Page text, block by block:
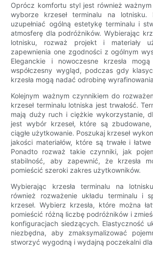
Oprócz komfortu styl jest również
wyborze krzeseł terminalu na lotnisku.
uzupełniać ogólną estetykę terminalu i
atmosferę dla podróżników. Wybierając
lotnisku, rozważ projekt i materiały
zapewnienia one zgodności z ogólnym
Eleganckie i nowoczesne krzesła
współczesny wygląd, podczas gdy
krzesła mogą nadać odrobinę
Kolejnym ważnym czynnikiem do
krzeseł terminalu lotniska jest trwałość.
mają duży ruch i ciężkie wykorzystanie,
jest wybór krzeseł, które są
ciągłe użytkowanie. Poszukaj krzeseł
jakości materiałów, które są trwałe i
Ponadto rozważ takie czynniki, jak
stabilność, aby zapewnić, że krzesła
pomieścić szeroki zakres użytkowników.
Wybierając krzesła terminalu na
również rozważenie układu terminalu i
krzeseł. Wybierz krzesła, które można
pomieścić różną liczbę podróżników i
konfiguracjach siedzących. Elastyczność
niezbędna, aby zmaksymalizować
stworzyć wygodną i wydajną poczekalni